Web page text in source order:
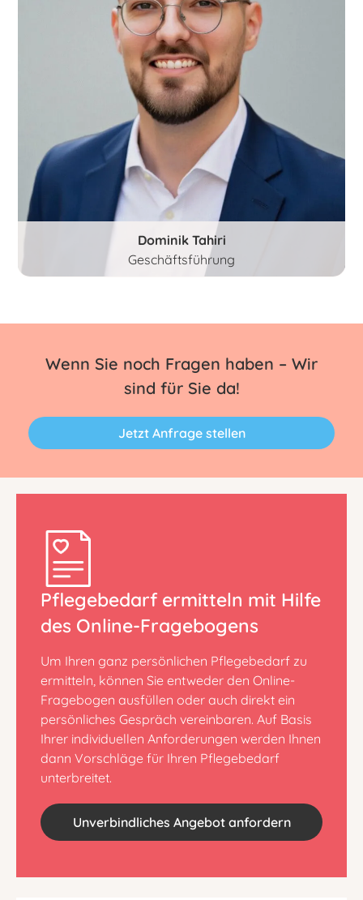
Dominik Tahiri
Geschäftsführung
Wenn Sie noch Fragen haben – Wir
sind für Sie da!
Jetzt Anfrage stellen
Pflegebedarf ermitteln mit Hilfe
des Online-Fragebogens
Um Ihren ganz persönlichen Pflegebedarf zu
ermitteln, können Sie entweder den Online-
Fragebogen ausfüllen oder auch direkt ein
persönliches Gespräch vereinbaren. Auf Basis
Ihrer individuellen Anforderungen werden Ihnen
dann Vorschläge für Ihren Pflegebedarf
unterbreitet.
Unverbindliches Angebot anfordern